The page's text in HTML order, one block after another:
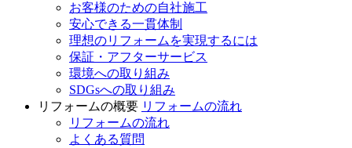
お客様のための自社施工
安心できる一貫体制
理想のリフォームを実現するには
保証・アフターサービス
環境への取り組み
SDGsへの取り組み
リフォームの概要 リフォームの流れ
リフォームの流れ
よくある質問